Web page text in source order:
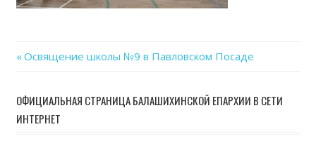
по
записям
Previous
Освящение школы №9 в Павловском Посаде
ОФИЦИАЛЬНАЯ СТРАНИЦА БАЛАШИХИНСКОЙ ЕПАРХИИ В СЕТИ
ИНТЕРНЕТ